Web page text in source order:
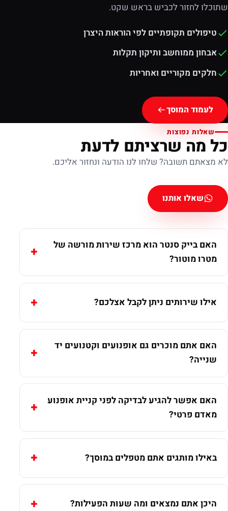
שתוכלו לחזור לכביש בראש שקט.
טיפולים תקופתיים לפי הוראות היצרן
אבחון ממוחשב ותיקון תקלות
חלקים מקוריים ואחריות
לעמוד המוסך
שאלות נפוצות
כל מה שרציתם לדעת
לא מצאתם תשובה? שלחו לנו הודעה ונחזור אליכם.
שאלו אותנו
האם בייק סנטר הוא מרכז שירות מורשה של
מטרו מוטור?
אילו שירותים ניתן לקבל אצלכם?
האם אתם מוכרים גם אופנועים וקטנועים יד
שנייה?
האם אפשר להגיע לבדיקה לפני קניית אופנוע
מאדם פרטי?
באילו מותגים אתם מטפלים במוסך?
היכן אתם נמצאים ומה שעות הפעילות?